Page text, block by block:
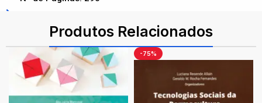
Produtos Relacionados
-75%